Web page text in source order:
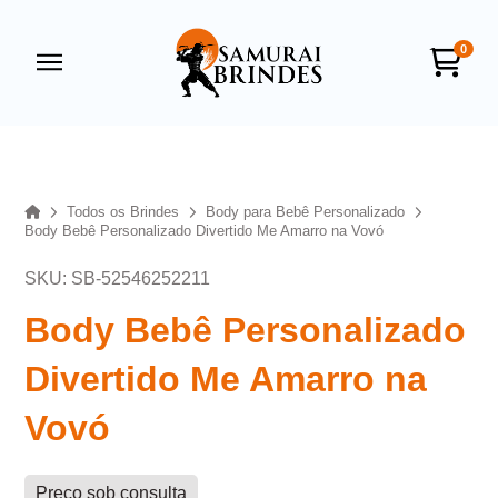
0
HomeTodos os Brindes
Body para Bebê Personalizado
Body Bebê Personalizado Divertido Me Amarro na Vovó
SKU: SB-52546252211
Body Bebê Personalizado
Divertido Me Amarro na
Vovó
Preço sob consulta
+55